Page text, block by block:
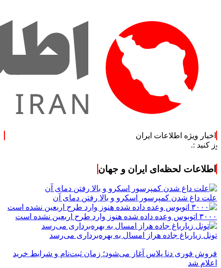
اخبار ویژه اطلاعات ایران
اطلاعات لحظه‌ای ایران و جهان
علت داغ شدن کمپرسور اسکرو و بالا رفتن دمای آن
۳۰۰۰ اتوبوس وعده داده شده هنوز وارد طرح اربعین نشده است
تونل زیارباغ جاده هراز امسال به بهره‌برداری می‌رسد
فروش فوری دنا پلاس آغاز می‌شود؛ زمان ثبت‌نام و شرایط خرید
اعلام شد